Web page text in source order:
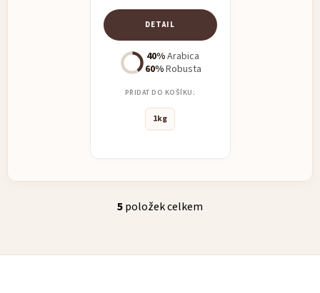
DETAIL
40%Arabica
60%Robusta
PŘIDAT DO KOŠÍKU:
1kg
O
á
5položek celkem